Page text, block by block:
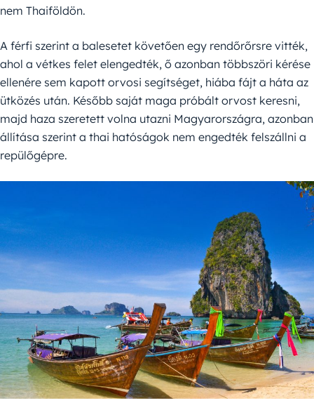
nem Thaiföldön.
A férfi szerint a balesetet követően egy rendőrőrsre vitték,
ahol a vétkes felet elengedték, ő azonban többszöri kérése
ellenére sem kapott orvosi segítséget, hiába fájt a háta az
ütközés után. Később saját maga próbált orvost keresni,
majd haza szeretett volna utazni Magyarországra, azonban
állítása szerint a thai hatóságok nem engedték felszállni a
repülőgépre.